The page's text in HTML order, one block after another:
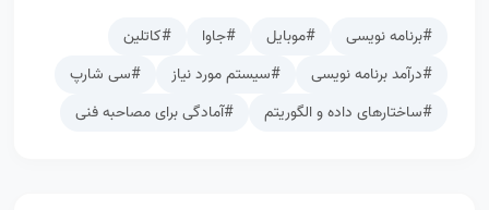
#برنامه نویسی #موبایل #جاوا
#کاتلین
#درآمد برنامه نویسی
#سیستم مورد نیاز
#سی شارپ
#ساختارهای داده و الگوریتم
#آمادگی برای مصاحبه فنی